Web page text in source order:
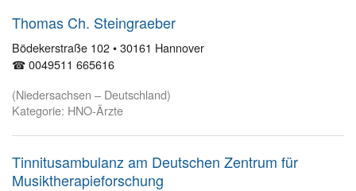
Thomas Ch. Steingraeber
Bödekerstraße 102 • 30161 Hannover
☎ 0049511 665616
(Niedersachsen – Deutschland)
Kategorie: HNO-Ärzte
Tinnitusambulanz am Deutschen Zentrum für
Musiktherapieforschung